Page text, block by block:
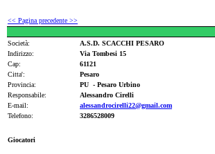
<< Pagina precedente >>
Società:
A.S.D. SCACCHI PESARO
Indirizzo:
Via Tombesi 15
Cap:
61121
Citta':
Pesaro
Provincia:
PU - Pesaro Urbino
Responsabile:
Alessandro Cirelli
E-mail:
alessandrocirelli22@gmail.com
Telefono:
3286528009
Giocatori